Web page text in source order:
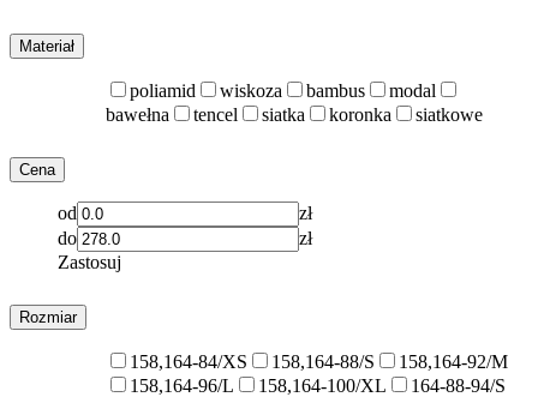
Materiał
poliamid wiskoza bambus
modal
bawełna
tencel siatka koronka siatkowe
Cena
od
zł
do
zł
Zastosuj
Rozmiar
158,164-84/XS 158,164-88/S
158,164-92/M
158,164-96/L
158,164-100/XL
164-88-94/S